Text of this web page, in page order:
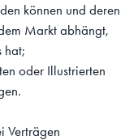
können und deren
Markt abhängt,
hat;
oder Illustrierten
Verträgen